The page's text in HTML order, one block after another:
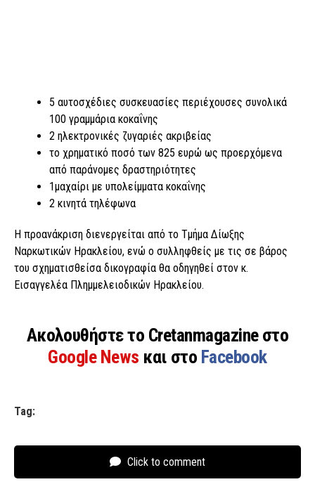
5 αυτοσχέδιες συσκευασίες περιέχουσες συνολικά
100 γραμμάρια κοκαΐνης
2 ηλεκτρονικές ζυγαριές ακριβείας
το χρηματικό ποσό των 825 ευρώ ως προερχόμενα
από παράνομες δραστηριότητες
1μαχαίρι με υπολείμματα κοκαΐνης
2 κινητά τηλέφωνα
Η προανάκριση διενεργείται από το Τμήμα Δίωξης
Ναρκωτικών Ηρακλείου, ενώ ο συλληφθείς με τις σε βάρος
του σχηματισθείσα δικογραφία θα οδηγηθεί στον κ.
Εισαγγελέα Πλημμελειοδικών Ηρακλείου.
Ακολουθήστε το Cretanmagazine στο
Google News και στο Facebook
Tag:
Click to comment